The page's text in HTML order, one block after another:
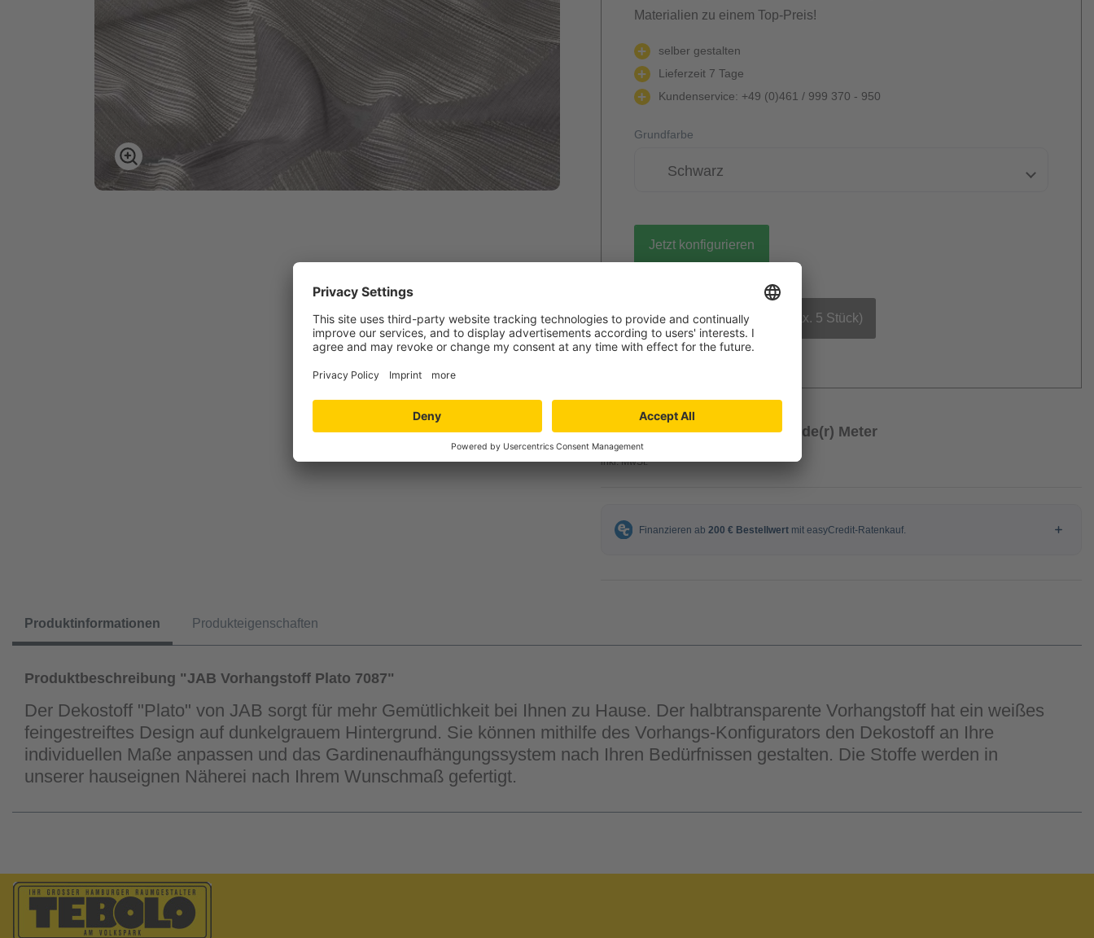
Materialien zu einem Top-Preis!
selber gestalten
Lieferzeit 7 Tage
Kundenservice: +49 (0)461 / 999 370 - 950
Grundfarbe
Schwarz
Jetzt konfigurieren
gratis Muster bestellen (max. 5 Stück)
ab109,00 € / Laufende(r) Meter
inkl. MwSt.
Produktinformationen Produkteigenschaften
Produktbeschreibung "JAB Vorhangstoff Plato 7087"
Der Dekostoff "Plato" von JAB sorgt für mehr Gemütlichkeit bei Ihnen zu Hause. Der halbtransparente Vorhangstoff hat ein weißes
feingestreiftes Design auf dunkelgrauem Hintergrund. Sie können mithilfe des Vorhangs-Konfigurators den Dekostoff an Ihre
individuellen Maße anpassen und das Gardinenaufhängungssystem nach Ihren Bedürfnissen gestalten. Die Stoffe werden in
unserer hauseignen Näherei nach Ihrem Wunschmaß gefertigt.